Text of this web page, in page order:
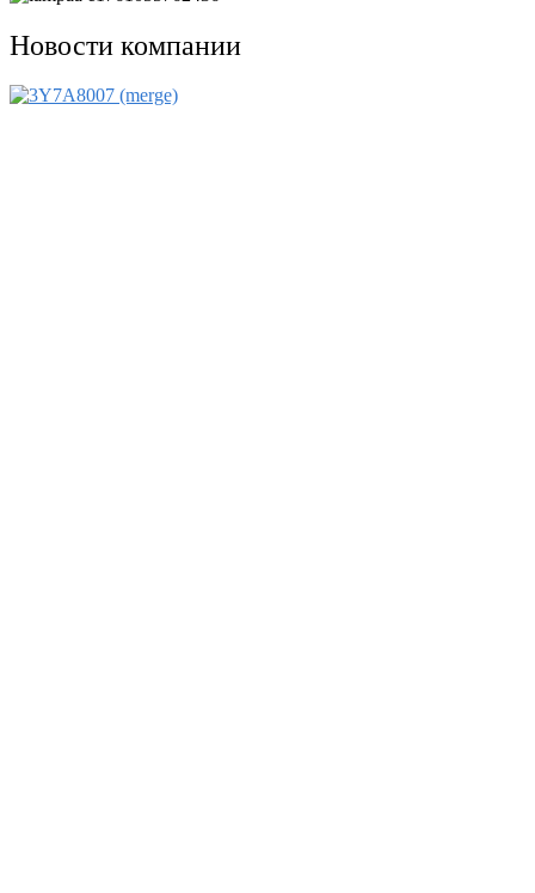
Новости компании